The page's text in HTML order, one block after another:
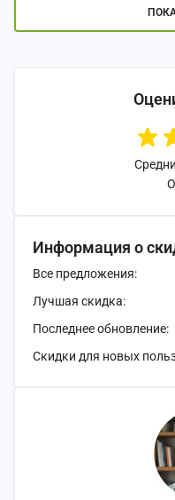
Информация о
Все предложения:
Лучшая скидка:
Последнее обновление:
Скидки для новых